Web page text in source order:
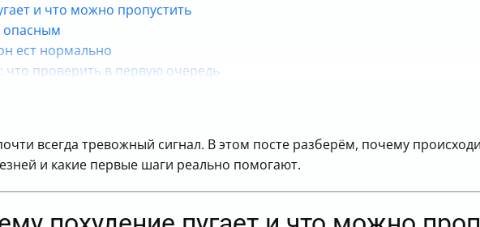
и что можно пропустить
опасным
ест нормально
что проверить в первую очередь
и влияние на вес
в аппетит
всегда тревожный сигнал. В этом посте разберём, почему
и какие первые шаги реально помогают.